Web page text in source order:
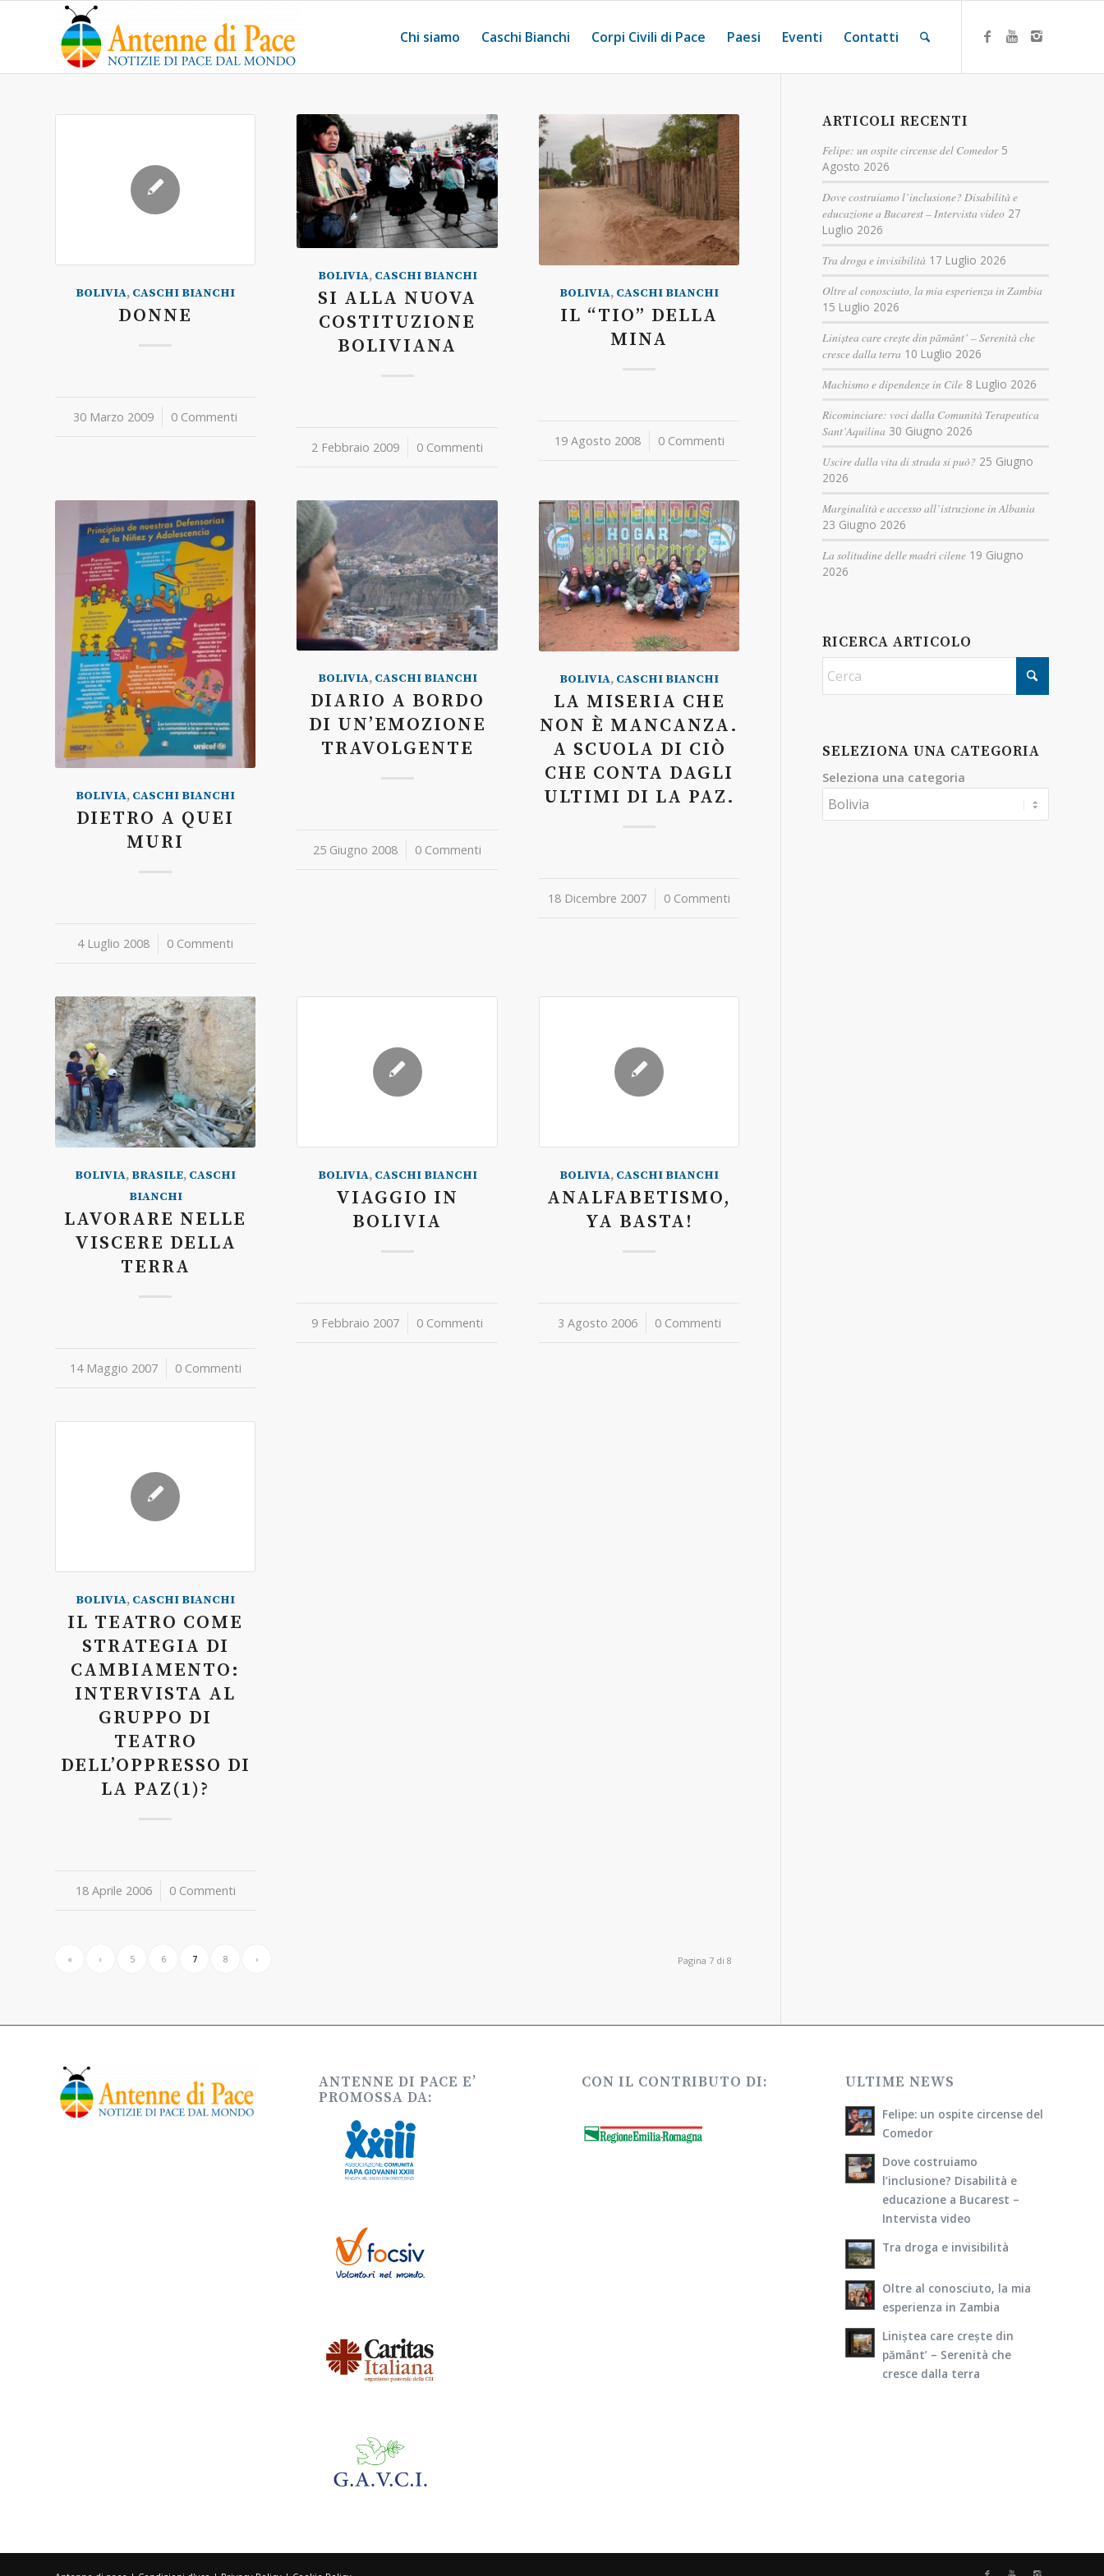
Chi siamo Caschi Bianchi Corpi Civili di Pace Paesi Eventi Contatti
BOLIVIA, CASCHI BIANCHI
DONNE
30 Marzo 2009
/ 0 Commenti
BOLIVIA, CASCHI BIANCHI
SI ALLA NUOVA
COSTITUZIONE
BOLIVIANA
2 Febbraio 2009
/ 0 Commenti
BOLIVIA, CASCHI BIANCHI
IL “TIO” DELLA
MINA
19 Agosto 2008
/ 0 Commenti
BOLIVIA, CASCHI BIANCHI
DIETRO A QUEI
MURI
4 Luglio 2008
/ 0 Commenti
BOLIVIA, CASCHI BIANCHI
DIARIO A BORDO
DI UN’EMOZIONE
TRAVOLGENTE
25 Giugno 2008
/ 0 Commenti
BOLIVIA, CASCHI BIANCHI
LA MISERIA CHE
NON È MANCANZA.
A SCUOLA DI CIÒ
CHE CONTA DAGLI
ULTIMI DI LA PAZ.
18 Dicembre 2007
/ 0 Commenti
BOLIVIA, BRASILE, CASCHI
BIANCHI
LAVORARE NELLE
VISCERE DELLA
TERRA
14 Maggio 2007
/ 0 Commenti
BOLIVIA, CASCHI BIANCHI
VIAGGIO IN
BOLIVIA
9 Febbraio 2007
/ 0 Commenti
BOLIVIA, CASCHI BIANCHI
ANALFABETISMO,
YA BASTA!
3 Agosto 2006
/ 0 Commenti
BOLIVIA, CASCHI BIANCHI
IL TEATRO COME
STRATEGIA DI
CAMBIAMENTO:
INTERVISTA AL
GRUPPO DI
TEATRO
DELL’OPPRESSO DI
LA PAZ(1)?
18 Aprile 2006
/ 0 Commenti
Pagina 7 di 8
« ‹ 5 6 7 8 ›
ARTICOLI RECENTI
Felipe: un ospite circense del Comedor 5
Agosto 2026
Dove costruiamo l’inclusione? Disabilità e
educazione a Bucarest – Intervista video 27
Luglio 2026
Tra droga e invisibilità 17 Luglio 2026
Oltre al conosciuto, la mia esperienza in Zambia
15 Luglio 2026
Liniștea care crește din pământ’ – Serenità che
cresce dalla terra 10 Luglio 2026
Machismo e dipendenze in Cile 8 Luglio 2026
Ricominciare: voci dalla Comunità Terapeutica
Sant’Aquilina 30 Giugno 2026
Uscire dalla vita di strada si può? 25 Giugno
2026
Marginalità e accesso all’istruzione in Albania
23 Giugno 2026
La solitudine delle madri cilene 19 Giugno
2026
RICERCA ARTICOLO
SELEZIONA UNA CATEGORIA
Seleziona una categoria
ANTENNE DI PACE E’
PROMOSSA DA:
CON IL CONTRIBUTO DI: ULTIME NEWS
Felipe: un ospite circense del
Comedor
Dove costruiamo
l’inclusione? Disabilità e
educazione a Bucarest –
Intervista video
Tra droga e invisibilità
Oltre al conosciuto, la mia
esperienza in Zambia
Liniștea care crește din
pământ’ – Serenità che
cresce dalla terra